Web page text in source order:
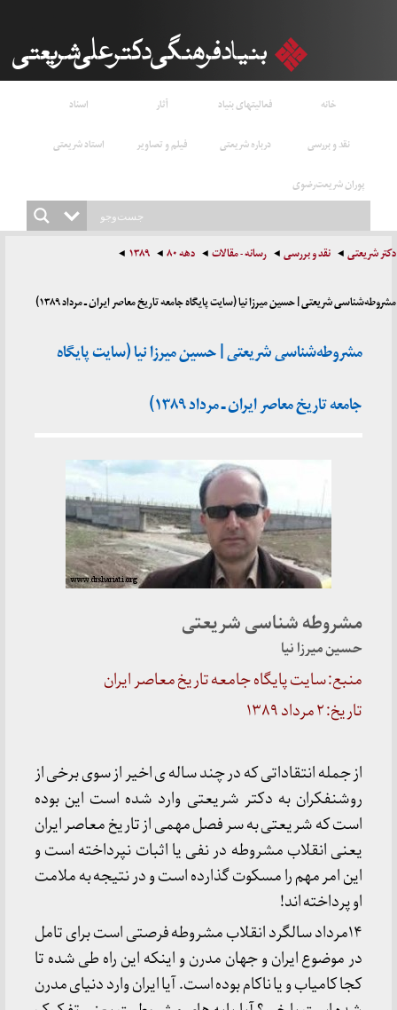
خانه فعالیتهای بنیاد آثار
اسناد
نقد و بررسی
درباره شریعتی فیلم و تصاویر
استاد شریعتی
پوران شریعت‌رضوی
دکتر شریعتی نقد و بررسی رسانه - مقالات دهه ۸۰ ۱۳۸۹
مشروطه‌شناسی شریعتی | حسین میرزا نیا (سایت پایگاه جامعه تاریخ معاصر ایران ـ مرداد ۱۳۸۹)
مشروطه‌شناسی شریعتی | حسین میرزا نیا (سایت پایگاه
جامعه تاریخ معاصر ایران ـ مرداد ۱۳۸۹)
مشروطه شناسی شریعتی
حسین میرزا نیا
منبع: سایت پایگاه جامعه تاریخ معاصر ایران
تاریخ: ۲ مرداد ۱۳۸۹
از جمله انتقاداتی که در چند ساله ی اخیر از سوی برخی از
روشنفکران به دکتر شریعتی وارد شده است این بوده
است که شریعتی به سر فصل مهمی از تاریخ معاصر ایران
یعنی انقلاب مشروطه در نفی یا اثبات نپرداخته است و
این امر مهم را مسکوت گذارده است و در نتیجه به ملامت
او پرداخته اند!
۱۴مرداد سالگرد انقلاب مشروطه فرصتی است برای تامل
در موضوع ایران و جهان مدرن و اینکه این راه طی شده تا
کجا کامیاب و یا ناکام بوده است. آیا ایران وارد دنیای مدرن